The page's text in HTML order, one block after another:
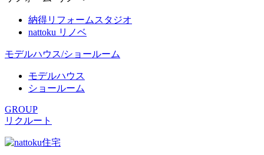
納得リフォームスタジオ
nattoku リノベ
モデルハウス/ショールーム
モデルハウス
ショールーム
GROUP
リクルート